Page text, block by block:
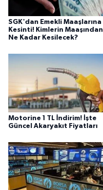
SGK'dan Emekli Maaşlarına
Kesinti! Kimlerin Maaşından
Ne Kadar Kesilecek?
Motorine 1 TL İndirim! İşte
Güncel Akaryakıt Fiyatları